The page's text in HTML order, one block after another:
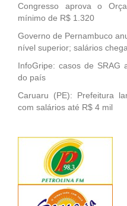
Congresso aprova o
mínimo de R$ 1.320
Governo de Pernambuco
nível superior; salários
InfoGripe: casos de SRAG
do país
Caruaru (PE): Prefeitura
com salários até R$ 4 mil